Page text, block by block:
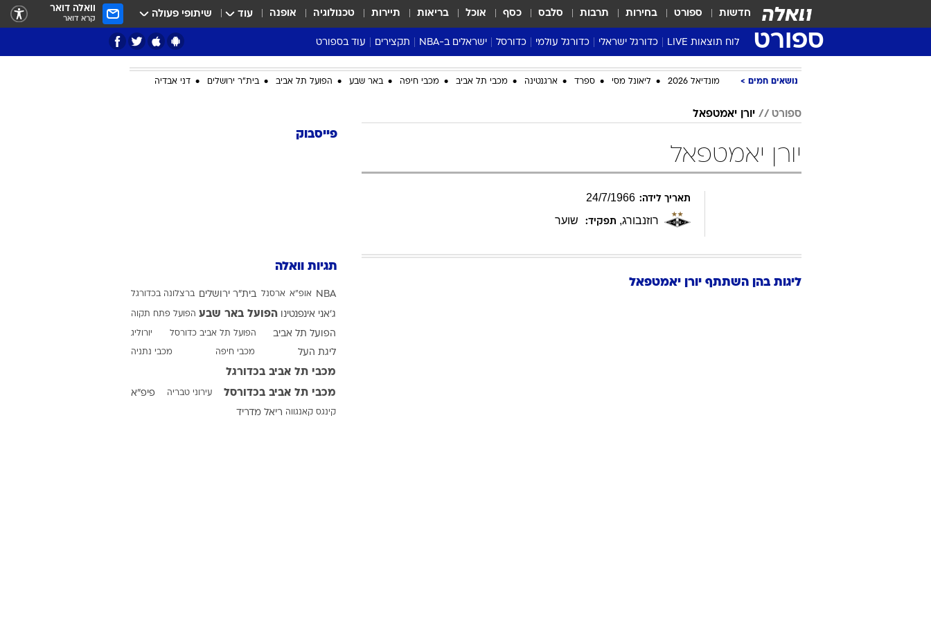
חדשות ספורט בחירות תרבות סלבס כסף אוכל בריאות תיירות טכנולוגיה אופנה עוד שיתופי פעולה וואלה דואר
קרא דואר
ספורט לוח תוצאות LIVE כדורגל ישראלי
ליגת העל Winner
נבחרות ישראל
ליגה לאומית
כדורגל עולמי
ליגה אנגלית
ליגת האלופות
הליגה האירופית
כדורסל
ליגת העל
כדורסל נשים
ישראלים ב-NBA
דני אבדיה
תקצירים עוד בספורט
מונדיאל 2026
NBA
פודקאסטים
אבא של שבת
טראש טוק
ענפים נוספים
לוח שידורים
החידה של ספורט1
ארכיון מדורים מחוץ לקווים
4-4-2 כתבו לנו
נושאים חמים מונדיאל 2026 ליאונל מסי ספרד ארגנטינה מכבי תל אביב מכבי חיפה באר שבע הפועל תל אביב בית"ר ירושלים דני אבדיה
ספורט יורן יאמטפאל
יורן יאמטפאל
תאריך לידה: 24/7/1966
רוזנבורג, תפקיד: שוער
ליגות בהן השתתף יורן יאמטפאל
פייסבוק
תגיות וואלה
NBA אופ"א ארסנל בית"ר ירושלים ברצלונה בכדורגל
ג'אני אינפנטינו הפועל באר שבע הפועל פתח תקוה
הפועל תל אביב הפועל תל אביב כדורסל יורוליג
ליגת העל מכבי חיפה מכבי נתניה
מכבי תל אביב בכדורגל
מכבי תל אביב בכדורסל
עירוני טבריה פיפ"א
קינגס קאנגווה ריאל מדריד